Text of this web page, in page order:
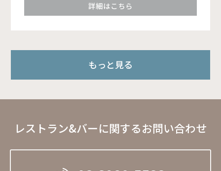
詳細はこちら
もっと見る
レストラン&バーに関するお問い合わせ